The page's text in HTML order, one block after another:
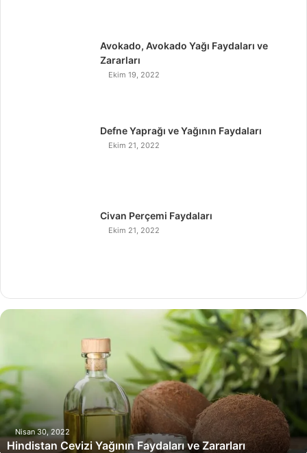
Avokado, Avokado Yağı Faydaları ve
Zararları
Ekim 19, 2022
Defne Yaprağı ve Yağının Faydaları
Ekim 21, 2022
Civan Perçemi Faydaları
Ekim 21, 2022
H
i
s
t
a
Nisan 30, 2022
Hindistan Cevizi Yağının Faydaları ve Zararları